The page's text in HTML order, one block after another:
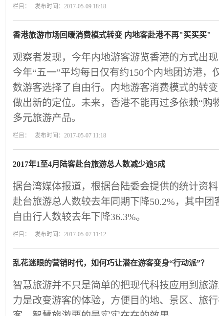
栏目： 发布时间：2017-05-09 18:18
香港旅游市场回暖消费模式转变 内地客赴港不再"买买买"
观察者发现，今年内地游客游览香港的方式出
今年“五一”平均每日仅有约150个内地团访港，
数游客选择了自由行。内地游客消费模式的转
做出新的定位。未来，香港不能再过多依赖“购
多元旅游产品。
栏目： 发布时间：2017-05-07 11:18
2017年1至4月陆客赴台旅游总人数减少逾5成
据台湾媒体报道，根据台陆委会提供的统计资
赴台旅游总人数较去年同期下降50.2%，其中团
自由行人数较去年下降36.3%。
栏目： 发布时间：2017-05-07 11:12
乱花迷眼的营销时代，如何巧让潜在游客变身“行动派”？
智慧旅游并不只是简单的把现代科技应用到旅
力是改变游客的体验，方便目的地、景区、旅